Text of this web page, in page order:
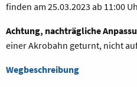
finden am 25.03.2023 ab 11:00
Achtung, nachträgliche
einer Akrobahn geturnt, nicht
Wegbeschreibung